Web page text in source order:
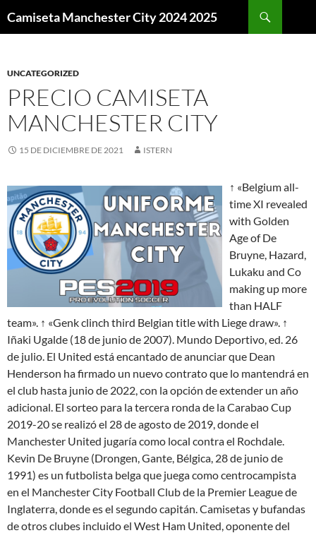
Camiseta Manchester City 2024 2025
UNCATEGORIZED
PRECIO CAMISETA
MANCHESTER CITY
15 DE DICIEMBRE DE 2021 ISTERN
↑ «Belgium all-
time XI revealed
with Golden
Age of De
Bruyne, Hazard,
Lukaku and Co
making up more
than HALF
team». ↑ «Genk clinch third Belgian title with Liege draw». ↑
Iñaki Ugalde (18 de junio de 2007). Mundo Deportivo, ed. 26
de julio. El United está encantado de anunciar que Dean
Henderson ha firmado un nuevo contrato que lo mantendrá en
el club hasta junio de 2022, con la opción de extender un año
adicional. El sorteo para la tercera ronda de la Carabao Cup
2019-20 se realizó el 28 de agosto de 2019, donde el
Manchester United jugaría como local contra el Rochdale.
Kevin De Bruyne (Drongen, Gante, Bélgica, 28 de junio de
1991) es un futbolista belga que juega como centrocampista
en el Manchester City Football Club de la Premier League de
Inglaterra, donde es el segundo capitán. Camisetas y bufandas
de otros clubes incluido el West Ham United, oponente del